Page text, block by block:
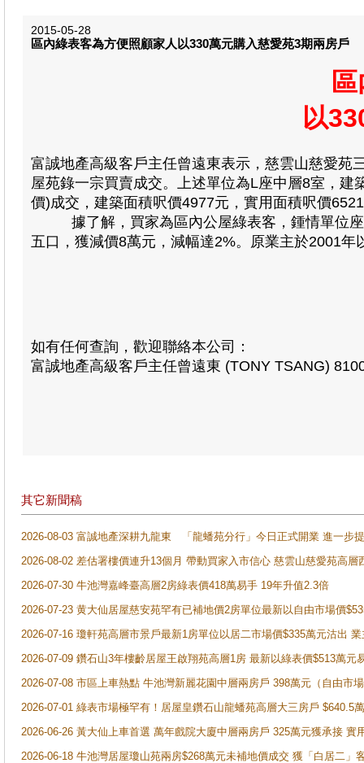
2015-05-28
區內綠表客為方便照顧家人以330萬元購入慈愛苑3期兩房戶
以
富誠地產高級客戶主任曾遠東表示，慈雲山慈愛苑
屋苑錄一宗買賣成交。上述單位為L座中層8室，
價)成交， 建築面積呎價4977元，實用面積呎價
據了解，買家為區內公屋綠表客，鍾情單位座
五口，獲減價8萬元，減幅達2%。原業主於2001
如有任何查詢，歡迎聯絡本公司：
富誠地產高級客戶主任曾遠東 (TONY TSANG)
其它新聞稿
2026-08-03 富誠地產深耕九龍東 「龍蟠苑分行」今日正式開業 進一步
2026-08-02 差估署樓價連升13個月 帶動買家入市信心 慈雲山慈愛苑高層
2026-07-30 牛池灣嘉峰臺高層2房綠表價418萬易手 19年升值2.3倍
2026-07-23 黄大仙居屋慈安苑罕有已補地價2房單位最新以自由市場價
2026-07-16 瓊軒苑高層市景戶最新1房單位以居二市場價$335萬元沽出
2026-07-09 鑽石山3年樓齡居屋王啟翔苑高層1房 最新以綠表價$513萬元
2026-07-08 市區上車熱點 牛池灣新麗花園中層兩房戶 398萬元（自由市
2026-07-01 綠表市場極罕有！居屋皇鑽石山龍蟠苑高層大三房戶
2026-06-26 黃大仙上車首選 萬年戲院大廈中層兩房戶 325萬元獲承接 實
2026-06-18 牛池灣居屋瓊山苑兩房$268萬元未補地價成交 獲「白居二」